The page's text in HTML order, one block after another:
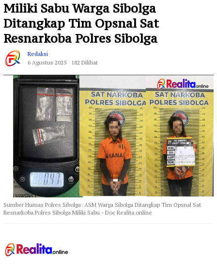
Miliki Sabu Warga Sibolga
Ditangkap Tim Opsnal Sat
Resnarkoba Polres Sibolga
Redaksi
6 Agustus 2025
182 Dilihat
Sumber Humas Polres Sibolga: ASM Warga Sibolga Ditangkap Tim Opsnal Sat
Resnarkoba Polres Sibolga Miliki Sabu - Doc Realita.online